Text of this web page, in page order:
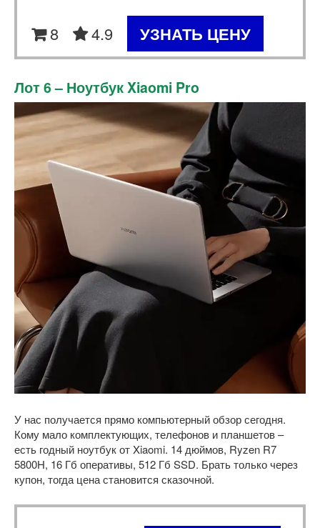
8 4.9 УЗНАТЬ ЦЕНУ
Лот 6 – Ноутбук Xiaomi Pro
У нас получается прямо компьютерный обзор сегодня.
Кому мало комплектующих, телефонов и планшетов –
есть годный ноутбук от Xiaomi. 14 дюймов, Ryzen R7
5800H, 16 Гб оперативы, 512 Гб SSD. Брать только через
купон, тогда цена становится сказочной.